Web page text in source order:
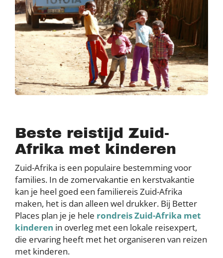
Beste reistijd Zuid-
Afrika met kinderen
Zuid-Afrika is een populaire bestemming voor
families. In de zomervakantie en kerstvakantie
kan je heel goed een familiereis Zuid-Afrika
maken, het is dan alleen wel drukker. Bij Better
Places plan je je hele rondreis Zuid-Afrika met
kinderen in overleg met een lokale reisexpert,
die ervaring heeft met het organiseren van reizen
met kinderen.